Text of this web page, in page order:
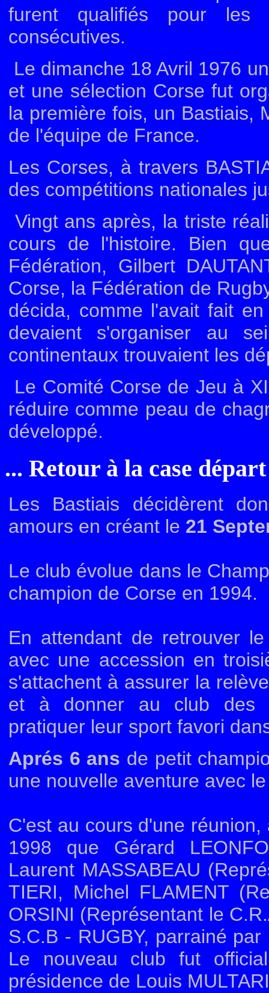
furent qualifiés pour les
consécutives.
Le dimanche 18 Avril 1976
et une sélection Corse fut
la première fois, un Bastiais,
de l'équipe de France.
Les Corses, à travers
des compétitions nationales
Vingt ans après, la triste
cours de l'histoire. Bien
Fédération, Gilbert
Corse, la Fédération de
décida, comme l'avait fait
devaient s'organiser au
continentaux trouvaient les
Le Comité Corse de Jeu à
réduire comme peau de
développé.
... Retour à la case
Les Bastiais décidèrent
amours en créant le 21
Le club évolue dans le
champion de Corse en 1994.
En attendant de retrouver
avec une accession en
s'attachent à assurer la
et à donner au club des
pratiquer leur sport favori
Aprés 6 ans de petit
une nouvelle aventure avec
C'est au cours d'une
1998 que Gérard
Laurent MASSABEAU
TIERI, Michel FLAMENT
ORSINI (Représentant le
S.C.B - RUGBY, parrainé
Le nouveau club fut
présidence de Louis